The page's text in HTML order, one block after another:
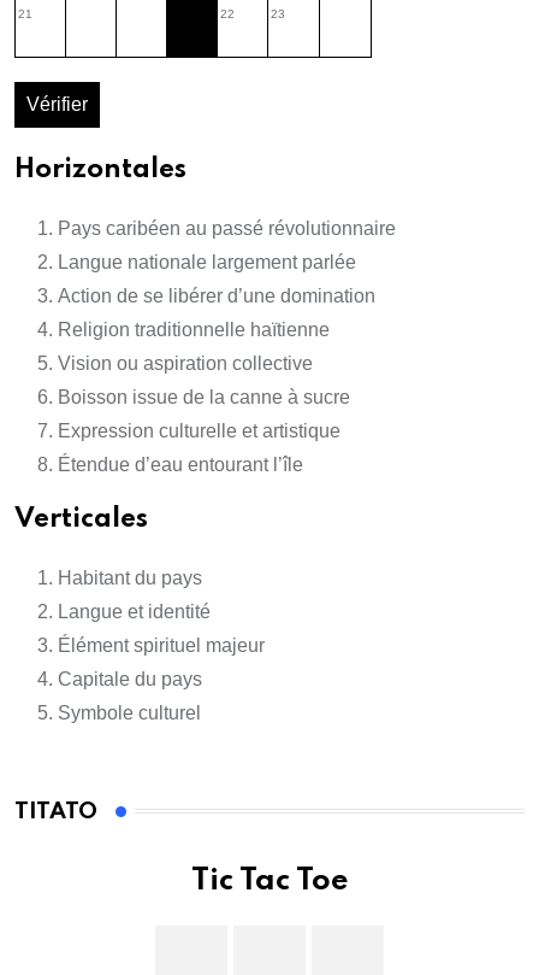
21 22 23
Vérifier
Horizontales
Pays caribéen au passé révolutionnaire
Langue nationale largement parlée
Action de se libérer d’une domination
Religion traditionnelle haïtienne
Vision ou aspiration collective
Boisson issue de la canne à sucre
Expression culturelle et artistique
Étendue d’eau entourant l’île
Verticales
Habitant du pays
Langue et identité
Élément spirituel majeur
Capitale du pays
Symbole culturel
TITATO
Tic Tac Toe